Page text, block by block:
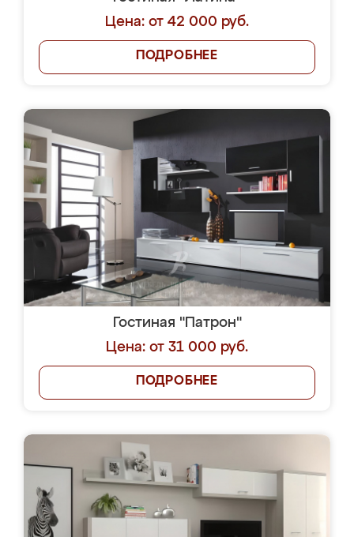
Цена: от 42 000 руб.
ПОДРОБНЕЕ
Гостиная "Патрон"
Цена: от 31 000 руб.
ПОДРОБНЕЕ